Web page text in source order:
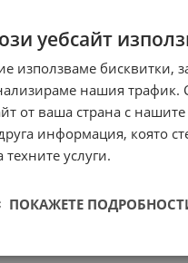
уебсайт
използваме бисквитки,
нашия трафик.
от ваша страна с
информация, която
техните услуги.
ПОКАЖЕТЕ